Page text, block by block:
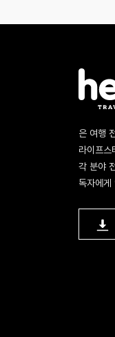
은 여행
라이프스
각 분야
독자에게